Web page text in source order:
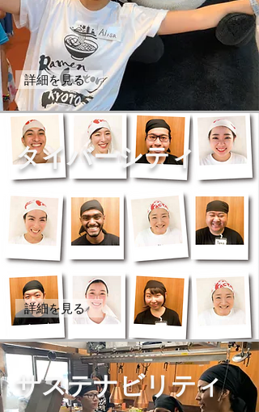
詳細を見る
タイバーシティ
詳細を見る
サステナビリティ